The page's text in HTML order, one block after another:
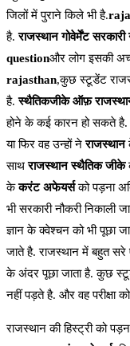
जिलों में पुराने किले भी है.
है.राजस्थान गोवेर्मेंट सरकारी
questionऔर लोग इसकी
rajasthan,कुछ स्टूडेंट
है.स्थैतिकजीके ऑफ़
होने के कई कारन हो सकते है.
या फिर वह उन्हों नेराजस्थान
साथराजस्थान स्थैतिक जीके
केकरंट अफेयर्सको पड़ना
भी सरकारी नौकरी निकाली
ज्ञान के क्वेश्चन को भी पूछा
जाते है. राजस्थान में बहुत सरे
के अंदर पूछा जाता है. कुछ
नहीं पड़ते है. और वह परीक्षा
राजस्थान की हिस्ट्री को